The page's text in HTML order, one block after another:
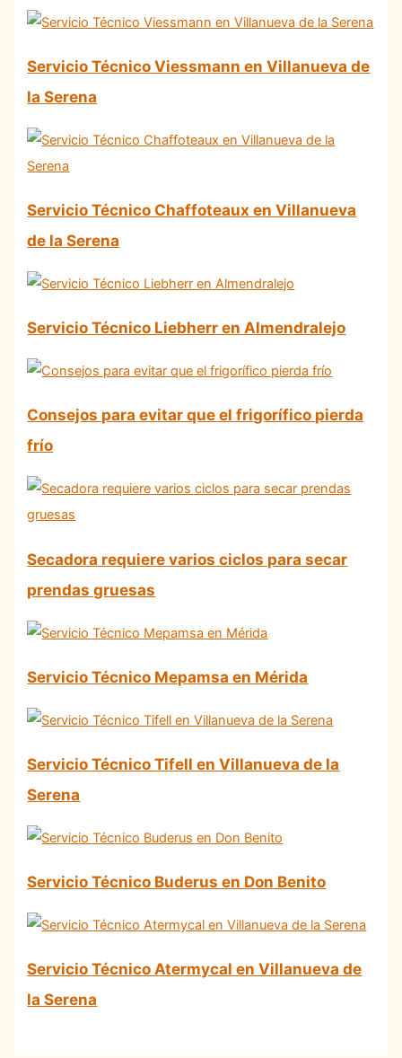
Servicio Técnico Viessmann en Villanueva de
la Serena
Servicio Técnico Chaffoteaux en Villanueva
de la Serena
Servicio Técnico Liebherr en Almendralejo
Consejos para evitar que el frigorífico pierda
frío
Secadora requiere varios ciclos para secar
prendas gruesas
Servicio Técnico Mepamsa en Mérida
Servicio Técnico Tifell en Villanueva de la
Serena
Servicio Técnico Buderus en Don Benito
Servicio Técnico Atermycal en Villanueva de
la Serena